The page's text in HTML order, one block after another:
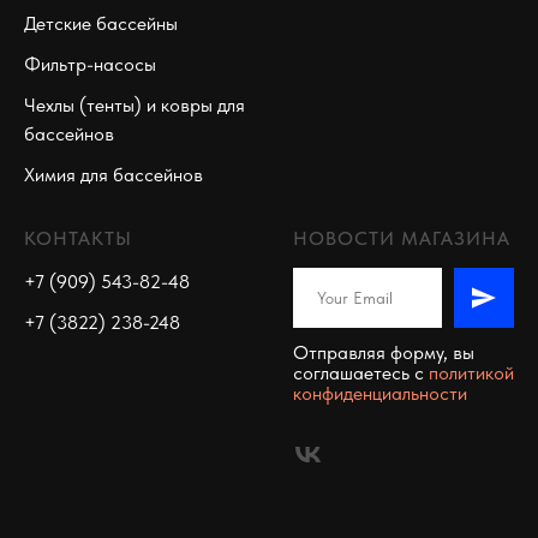
Детские бассейны
Фильтр-насосы
Чехлы (тенты) и ковры для
бассейнов
Химия для бассейнов
КОНТАКТЫ
+7 (909) 543-82-48
+7 (3822) 238-248
НОВОСТИ МАГАЗИНА
Отправляя форму, вы
соглашаетесь c политикой
конфиденциальности